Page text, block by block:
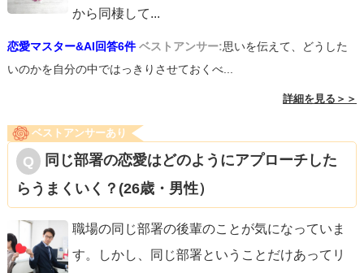
から同棲して...
恋愛マスター&AI回答6件 ベストアンサー:思いを伝えて、どうした
いのかを自分の中ではっきりさせておくべ...
詳細を見る＞＞
ベストアンサーあり
同じ部署の恋愛はどのようにアプローチした
らうまくいく？(26歳・男性）
職場の同じ部署の後輩のことが気になっていま
す。しかし、同じ部署ということだけあってリ